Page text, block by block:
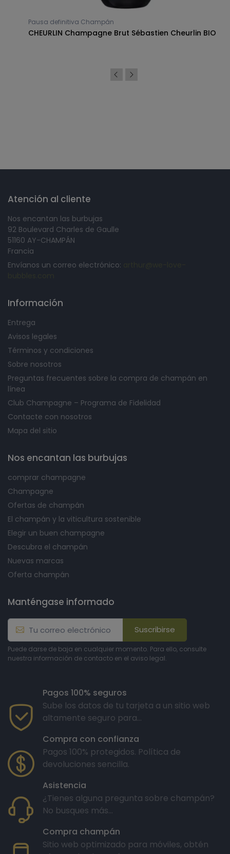
Pausa definitiva Champán
CHEURLIN Champagne Brut Sébastien Cheurlin BIO
Atención al cliente
Nos encantan las burbujas
92 Boulevard Charles de Gaulle
51160 AY-CHAMPÁN
Francia
Envíanos un correo electrónico:
Información
Entrega
Avisos legales
Términos y condiciones
Sobre nosotros
Preguntas frecuentes sobre la compra de champán en
línea
Club Champagne – Programa de Fidelidad
Contacte con nosotros
Mapa del sitio
Nos encantan las burbujas
comprar champagne
Champagne
Ofertas de champán
El champán y la viticultura sostenible
Elegir un buen champagne
Descubra el champán
Nuevas marcas
Oferta champán
Manténgase informado
Suscribirse
Puede darse de baja en cualquier momento. Para ello, consulte
nuestra información de contacto en el aviso legal.
Pagos 100% seguros
Sube los datos de tu tarjeta a un sitio web
altamente seguro para...
Compra con confianza
Pagos 100% protegidos. Política de
devoluciones sencilla.
Asistencia
¿Tienes alguna pregunta sobre champán?
No busques más...
Compra champán
Sitio web optimizado para móviles, obtén